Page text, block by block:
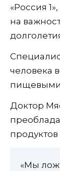
«Россия
на
человека
Доктор
«Мы